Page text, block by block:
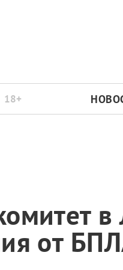
18+
в
от